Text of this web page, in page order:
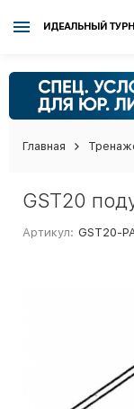
ИДЕАЛЬНЫЙ
Главная
GST20
Артикул: GST20-